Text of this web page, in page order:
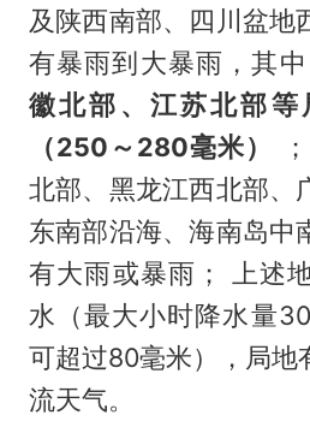
及陕西南部、四川盆地
有暴雨到大暴雨，其
徽北部、江苏北部等
（250～280毫米）
北部、黑龙江西北部、
东南部沿海、海南岛中
有大雨或暴雨； 上述
水（最大小时降水量
可超过80毫米），局地
流天气。